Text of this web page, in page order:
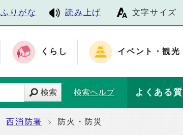
ふりがな 読み上げ 文字サイズ
くらし イベント・観光
検索 検索ヘルプ よくある質
西消防署 防火・防災